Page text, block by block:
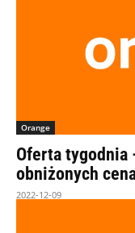
Orange
Oferta tygodnia
obniżonych
2022-12-09